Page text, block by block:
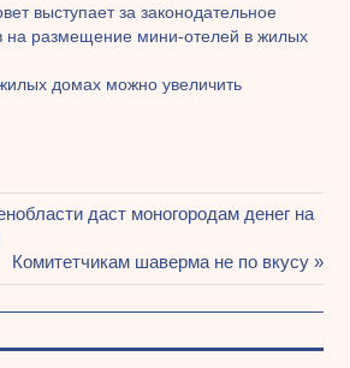
выступает за законодательное
на размещение мини-отелей в жилых
домах можно увеличить
даст моногородам денег на
Следующая
запись:
Комитетчикам шаверма не по вкусу